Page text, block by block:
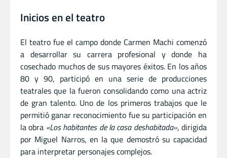
Inicios en el teatro
El teatro fue el campo donde Carmen Machi comenzó
a desarrollar su carrera profesional y donde ha
cosechado muchos de sus mayores éxitos. En los años
80 y 90, participó en una serie de producciones
teatrales que la fueron consolidando como una actriz
de gran talento. Uno de los primeros trabajos que le
permitió ganar reconocimiento fue su participación en
la obra «Los habitantes de la casa deshabitada», dirigida
por Miguel Narros, en la que demostró su capacidad
para interpretar personajes complejos.